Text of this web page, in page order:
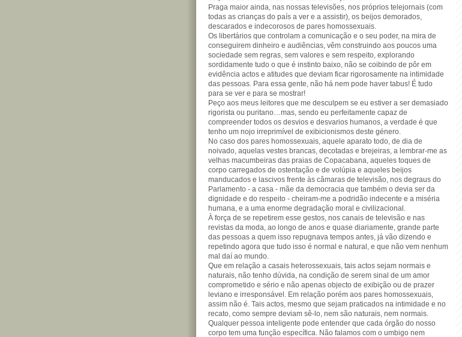
Praga maior ainda, nas nossas televisões, nos próprios telejornais (com
todas as crianças do país a ver e a assistir), os beijos demorados,
descarados e indecorosos de pares homossexuais.
Os libertários que controlam a comunicação e o seu poder, na mira de
conseguirem dinheiro e audiências, vêm construindo aos poucos uma
sociedade sem regras, sem valores e sem respeito, explorando
sordidamente tudo o que é instinto baixo, não se coibindo de pôr em
evidência actos e atitudes que deviam ficar rigorosamente na intimidade
das pessoas. Para essa gente, não há nem pode haver tabus! É tudo
para se ver e para se mostrar!
Peço aos meus leitores que me desculpem se eu estiver a ser demasiado
rigorista ou puritano…mas, sendo eu perfeitamente capaz de
compreender todos os desvios e desvarios humanos, a verdade é que
tenho um nojo irreprimível de exibicionismos deste género.
No caso dos pares homossexuais, aquele aparato todo, de dia de
noivado, aquelas vestes brancas, decotadas e brejeiras, a lembrar-me as
velhas macumbeiras das praias de Copacabana, aqueles toques de
corpo carregados de ostentação e de volúpia e aqueles beijos
manducados e lascivos frente às câmaras de televisão, nos degraus do
Parlamento - a casa - mãe da democracia que também o devia ser da
dignidade e do respeito - cheiram-me a podridão indecente e a miséria
humana, e a uma enorme degradação moral e civilizacional.
À força de se repetirem esse gestos, nos canais de televisão e nas
revistas da moda, ao longo de anos e quase diariamente, grande parte
das pessoas a quem isso repugnava tempos antes, já vão dizendo e
repetindo agora que tudo isso é normal e natural, e que não vem nenhum
mal daí ao mundo.
Que em relação a casais heterossexuais, tais actos sejam normais e
naturais, não tenho dúvida, na condição de serem sinal de um amor
comprometido e sério e não apenas objecto de exibição ou de prazer
leviano e irresponsável. Em relação porém aos pares homossexuais,
assim não é. Tais actos, mesmo que sejam praticados na intimidade e no
recato, como sempre deviam sê-lo, nem são naturais, nem normais.
Qualquer pessoa inteligente pode entender que cada órgão do nosso
corpo tem uma função específica. Não falamos com o umbigo nem